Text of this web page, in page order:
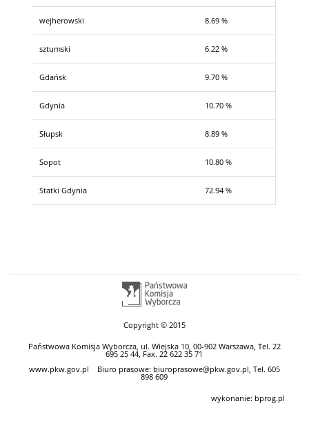
wejherowski 8.69 %
sztumski 6.22 %
Gdańsk 9.70 %
Gdynia 10.70 %
Słupsk 8.89 %
Sopot 10.80 %
Statki Gdynia 72.94 %
Copyright © 2015
Państwowa Komisja Wyborcza, ul. Wiejska 10, 00-902 Warszawa, Tel. 22
695 25 44, Fax. 22 622 35 71
www.pkw.gov.pl Biuro prasowe: biuroprasowe@pkw.gov.pl, Tel. 605
898 609
wykonanie: bprog.pl